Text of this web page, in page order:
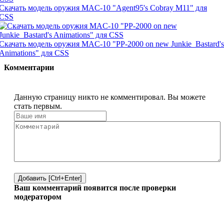
модель оружия MAC-10 "Agent95's Cobray M11" для
модель оружия MAC-10 "PP-2000 on new Junkie_Bastard's
для CSS
Комментарии
Данную страницу никто не комментировал. Вы можете
стать первым.
Добавить [Ctrl+Enter]
Ваш комментарий появится после проверки
модератором